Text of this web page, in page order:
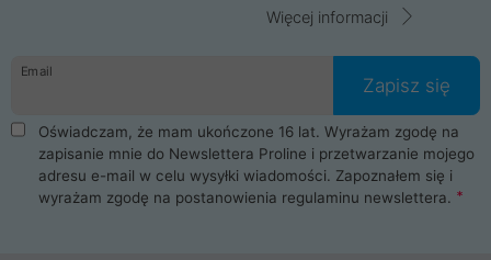
Więcej informacji
Email
Zapisz się
Oświadczam, że mam ukończone 16 lat. Wyrażam zgodę na
zapisanie mnie do Newslettera Proline i przetwarzanie mojego
adresu e-mail w celu wysyłki wiadomości. Zapoznałem się i
wyrażam zgodę na postanowienia regulaminu newslettera.